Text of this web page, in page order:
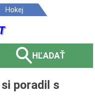
HĽADAŤ
poradil s